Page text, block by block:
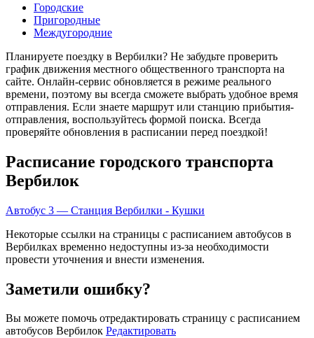
Городские
Пригородные
Междугородние
Планируете поездку в Вербилки? Не забудьте проверить
график движения местного общественного транспорта на
сайте. Онлайн-сервис обновляется в режиме реального
времени, поэтому вы всегда сможете выбрать удобное время
отправления. Если знаете маршрут или станцию прибытия-
отправления, воспользуйтесь формой поиска. Всегда
проверяйте обновления в расписании перед поездкой!
Расписание городского транспорта
Вербилок
Автобус 3 — Станция Вербилки - Кушки
Некоторые ссылки на страницы с расписанием автобусов в
Вербилках временно недоступны из-за необходимости
провести уточнения и внести изменения.
Заметили ошибку?
Вы можете помочь отредактировать страницу с расписанием
автобусов Вербилок Редактировать